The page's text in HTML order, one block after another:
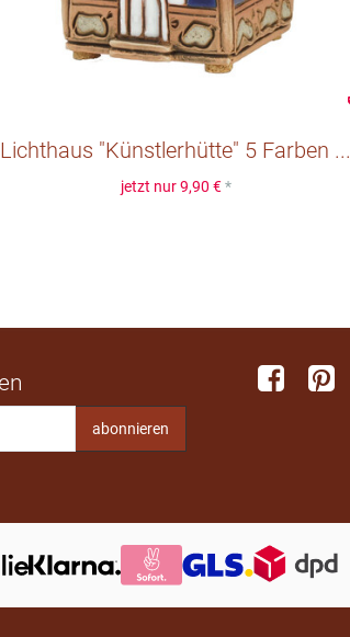
Lichthaus "Künstlerhütte" 5 Farben ...
jetzt nur9,90 € *
abonnieren